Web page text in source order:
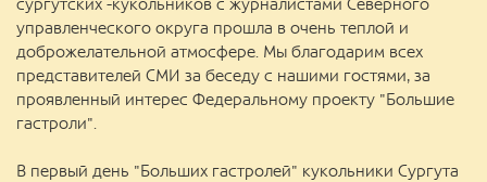
сургутских -кукольников с журналистами Северного
управленческого округа прошла в очень теплой и
доброжелательной атмосфере. Мы благодарим всех
представителей СМИ за беседу с нашими гостями, за
проявленный интерес Федеральному проекту "Большие
гастроли".
В первый день "Больших гастролей" кукольники Сургута